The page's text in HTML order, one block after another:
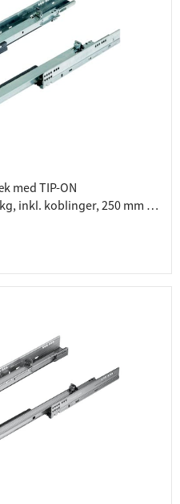
med TIP-ON
inkl. koblinger, 250 mm -